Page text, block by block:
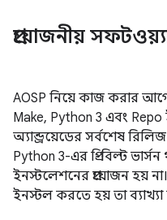
প্রয়োজনীয়
AOSP নিয়ে কাজ করার
Make, Python 3 এবং
অ্যান্ড্রয়েডের সর্বশেষ
Python 3-এর প্রি-বিল্ট
ইনস্টলেশনের প্রয়োজন হয়
ইনস্টল করতে হয় তা ব্যাখ্যা